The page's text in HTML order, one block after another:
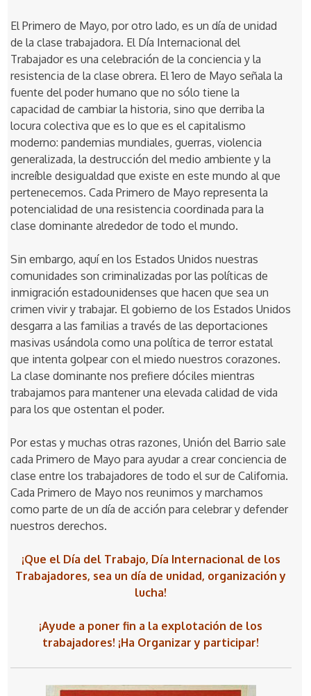
El Primero de Mayo, por otro lado, es un día de unidad
de la clase trabajadora. El Día Internacional del
Trabajador es una celebración de la conciencia y la
resistencia de la clase obrera. El 1ero de Mayo señala la
fuente del poder humano que no sólo tiene la
capacidad de cambiar la historia, sino que derriba la
locura colectiva que es lo que es el capitalismo
moderno: pandemias mundiales, guerras, violencia
generalizada, la destrucción del medio ambiente y la
increíble desigualdad que existe en este mundo al que
pertenecemos. Cada Primero de Mayo representa la
potencialidad de una resistencia coordinada para la
clase dominante alrededor de todo el mundo.
Sin embargo, aquí en los Estados Unidos nuestras
comunidades son criminalizadas por las políticas de
inmigración estadounidenses que hacen que sea un
crimen vivir y trabajar. El gobierno de los Estados Unidos
desgarra a las familias a través de las deportaciones
masivas usándola como una política de terror estatal
que intenta golpear con el miedo nuestros corazones.
La clase dominante nos prefiere dóciles mientras
trabajamos para mantener una elevada calidad de vida
para los que ostentan el poder.
Por estas y muchas otras razones, Unión del Barrio sale
cada Primero de Mayo para ayudar a crear conciencia de
clase entre los trabajadores de todo el sur de California.
Cada Primero de Mayo nos reunimos y marchamos
como parte de un día de acción para celebrar y defender
nuestros derechos.
¡Que el Día del Trabajo, Día Internacional de los
Trabajadores, sea un día de unidad, organización y
lucha!
¡Ayude a poner fin a la explotación de los
trabajadores! ¡Ha Organizar y participar!